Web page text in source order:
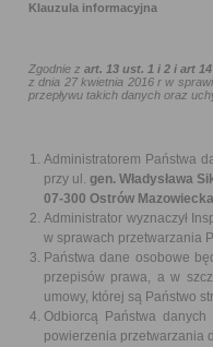
Klauzula informacyjna
Zgodnie z art. 13 ust. 1 i 2 i art 14
z dnia 27 kwietnia 2016 r w
przepływu takich danych oraz
Administratorem Państwa
przy ul. gen. Władysława
07-300 Ostrów
Administrator wyznaczył
w sprawach przetwarzania
Państwa dane osobowe
przepisów prawa, a w
umowy, której są Państwo
Odbiorcą Państwa
powierzenia przetwarzania